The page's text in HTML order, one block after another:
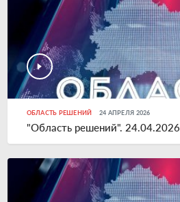
ОБЛАСТЬ РЕШЕНИЙ 24 АПРЕЛЯ 2026
"Область решений". 24.04.2026